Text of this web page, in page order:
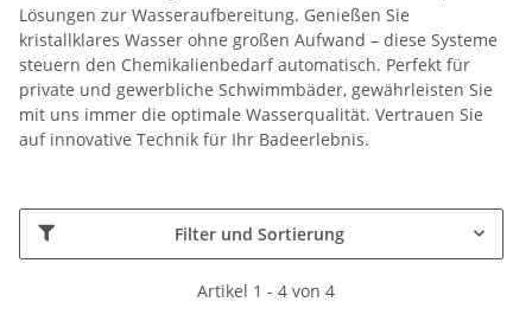
Lösungen zur Wasseraufbereitung. Genießen Sie
kristallklares Wasser ohne großen Aufwand – diese Systeme
steuern den Chemikalienbedarf automatisch. Perfekt für
private und gewerbliche Schwimmbäder, gewährleisten Sie
mit uns immer die optimale Wasserqualität. Vertrauen Sie
auf innovative Technik für Ihr Badeerlebnis.
Filter und Sortierung
Artikel 1 - 4 von 4